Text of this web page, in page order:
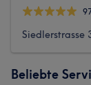
Siedlerstrasse
Beliebte